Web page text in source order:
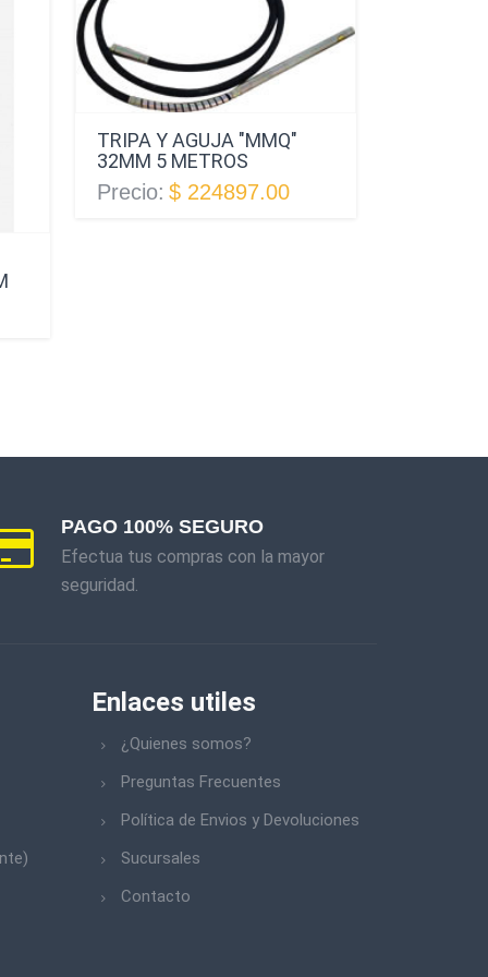
TRIPA Y AGUJA "MMQ"
32MM 5 METROS
Precio: $ 224897.00
PAGO 100% SEGURO
Efectua tus compras con la mayor
seguridad.
Enlaces utiles
¿Quienes somos?
Preguntas Frecuentes
Política de Envios y Devoluciones
Sucursales
Contacto